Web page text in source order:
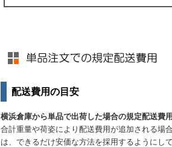
配送費用の目安
横浜倉庫から単品で出荷した場合の規定配送費
合計重量や荷姿により配送費用が追加される場
は、できるだけ安価な方法を採用するようにし